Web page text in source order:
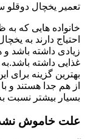
تعمیر یخچال
خانواده هایی که به
احتیاج دارند به
زیادی داشته باشد
غذایی داشته
بهترین گزینه برای
از هم جدا هستند و
بسیار بیشتر نسبت
علت خاموش